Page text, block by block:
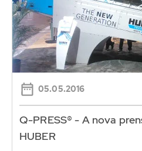
05.05.2016
Q-PRESS® - A nova
HUBER